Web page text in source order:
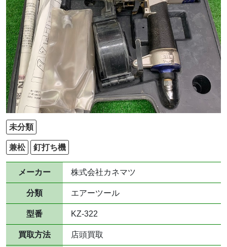
未分類
兼松 釘打ち機
メーカー 株式会社カネマツ
分類 エアーツール
型番 KZ-322
買取方法 店頭買取